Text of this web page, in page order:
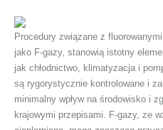
Procedury związane z
jako F-gazy, stanowią istotny
jak chłodnictwo, klimatyzacja i
są rygorystycznie kontrolowane i
minimalny wpływ na środowisko i
krajowymi przepisami. F-gazy, ze